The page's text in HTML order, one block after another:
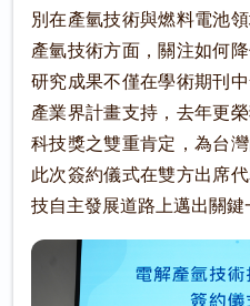
別在產氫技術與燃料電池
產氫技術方面，關注如何
研究成果不僅在學術期刊
產業界計畫支持，去年更
科技獎之雙重肯定，為台
此次簽約儀式在雙方出席
技自主發展道路上邁出關鍵